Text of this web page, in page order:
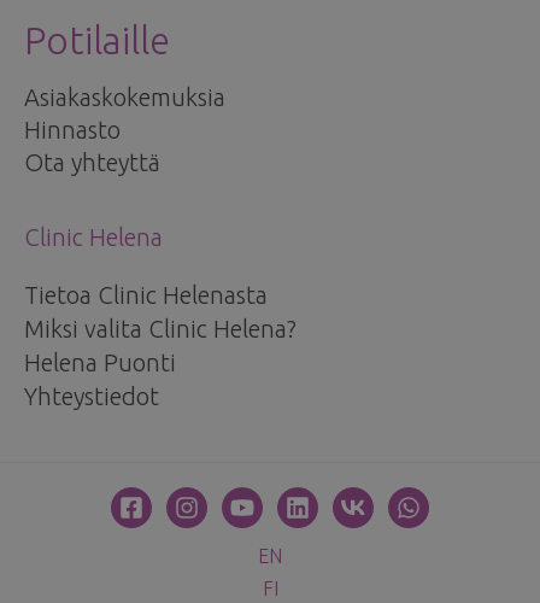
Potilaille
Asiakaskokemuksia
Hinnasto
Ota yhteyttä
Clinic Helena
Tietoa Clinic Helenasta
Miksi valita Clinic Helena?
Helena Puonti
Yhteystiedot
EN
FI